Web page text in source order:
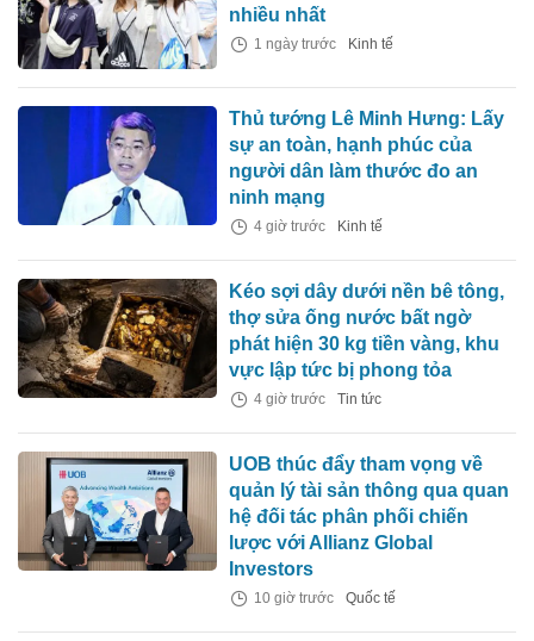
nhiều nhất
1 ngày trước Kinh tế
Thủ tướng Lê Minh Hưng: Lấy
sự an toàn, hạnh phúc của
người dân làm thước đo an
ninh mạng
4 giờ trước Kinh tế
Kéo sợi dây dưới nền bê tông,
thợ sửa ống nước bất ngờ
phát hiện 30 kg tiền vàng, khu
vực lập tức bị phong tỏa
4 giờ trước Tin tức
UOB thúc đẩy tham vọng về
quản lý tài sản thông qua quan
hệ đối tác phân phối chiến
lược với Allianz Global
Investors
10 giờ trước Quốc tế